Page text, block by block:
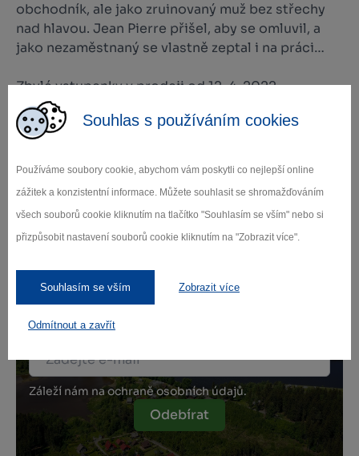
Souhlas s používáním cookies
Používáme soubory cookie, abychom vám poskytli co nejlepší online
zážitek a konzistentní informace. Můžete souhlasit se shromažďováním
všech souborů cookie kliknutím na tlačítko "Souhlasím se vším" nebo si
přizpůsobit nastavení souborů cookie kliknutím na "Zobrazit více".
Souhlasím se vším Zobrazit více
Odmítnout a zavřít
obchodník, ale jako zruinovaný muž bez střechy
nad hlavou. Jean Pierre přišel, aby se omluvil, a
jako nezaměstnaný se vlastně zeptal i na práci…
Zbylé vstupenky v prodeji od 12. 4. 2022
Vstupné: 360,-/390,- Kč
Zamilujte si Vysočinu
Přihlaste se k odběru našeho newsletteru
o novinkách.
Záleží nám na ochraně osobních údajů.
Odebírat